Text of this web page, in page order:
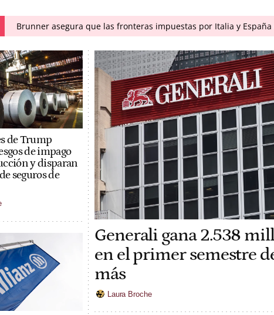
Brunner asegura que las fronteras impuestas por Italia y
de Trump
de impago
y disparan
seguros de
Generali gana 2.538
en el primer semestre
más
Laura Broche